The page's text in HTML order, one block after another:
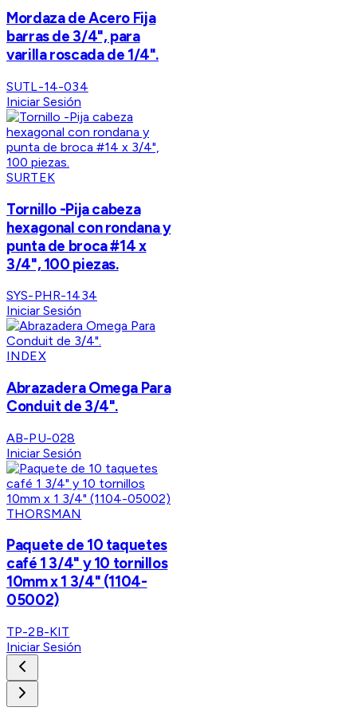
Mordaza de Acero Fija
barras de 3/4", para
varilla roscada de 1/4".
SUTL-14-034
Iniciar Sesión
SURTEK
Tornillo -Pija cabeza
hexagonal con rondana y
punta de broca #14 x
3/4", 100 piezas.
SYS-PHR-1434
Iniciar Sesión
INDEX
Abrazadera Omega Para
Conduit de 3/4".
AB-PU-028
Iniciar Sesión
THORSMAN
Paquete de 10 taquetes
café 1 3/4" y 10 tornillos
10mm x 1 3/4" (1104-
05002)
TP-2B-KIT
Iniciar Sesión